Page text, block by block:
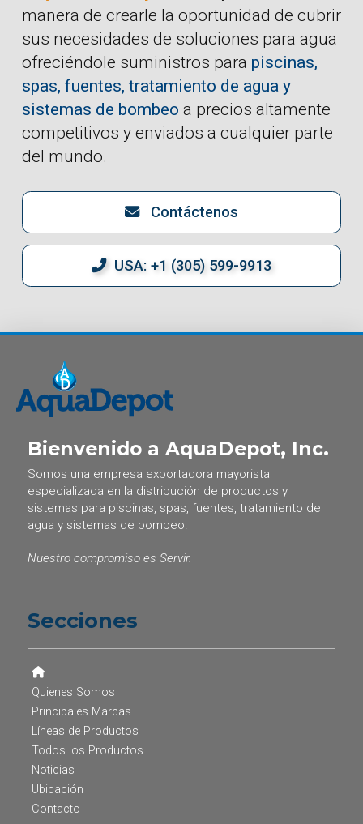
manera de crearle la oportunidad de cubrir
sus necesidades de soluciones para agua
ofreciéndole suministros para piscinas,
spas, fuentes, tratamiento de agua y
sistemas de bombeo a precios altamente
competitivos y enviados a cualquier parte
del mundo.
Contáctenos
USA: +1 (305) 599-9913
Bienvenido a AquaDepot, Inc.
Somos una empresa exportadora mayorista
especializada en la distribución de productos y
sistemas para piscinas, spas, fuentes, tratamiento de
agua y sistemas de bombeo.
Nuestro compromiso es Servir.
Secciones
Quienes Somos
Principales Marcas
Líneas de Productos
Todos los Productos
Noticias
Ubicación
Contacto